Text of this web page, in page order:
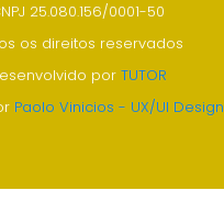
25.080.156/0001-50
os direitos reservados
por TUTOR
Paolo Vinicios - UX/UI Design